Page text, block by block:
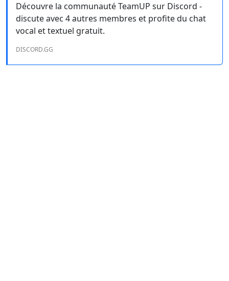
Découvre la communauté TeamUP sur Discord -
discute avec 4 autres membres et profite du chat
vocal et textuel gratuit.
DISCORD.GG